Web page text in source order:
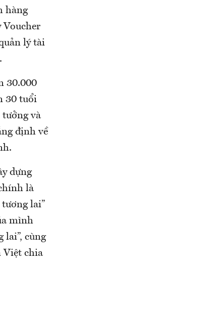
hàng
Voucher
lý tài
30.000
30 tuổi
và
định về
dựng
là
lai”
mình
lai”, cùng
Việt chia